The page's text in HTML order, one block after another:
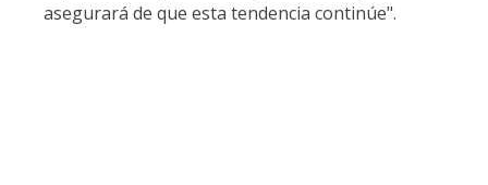
asegurará de que esta tendencia continúe".